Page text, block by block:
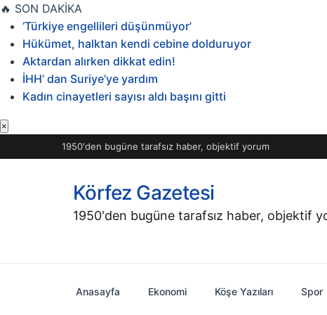
İçeriğe
geç
🔥 SON DAKİKA
‘Türkiye engellileri düşünmüyor’
Hükümet, halktan kendi cebine dolduruyor
Aktardan alırken dikkat edin!
İHH’ dan Suriye’ye yardım
Kadın cinayetleri sayısı aldı başını gitti
×
1950'den bugüne tarafsız haber, objektif yorum
Körfez Gazetesi
1950'den bugüne tarafsız haber, objektif
Anasayfa Ekonomi Köşe Yazıları Spor